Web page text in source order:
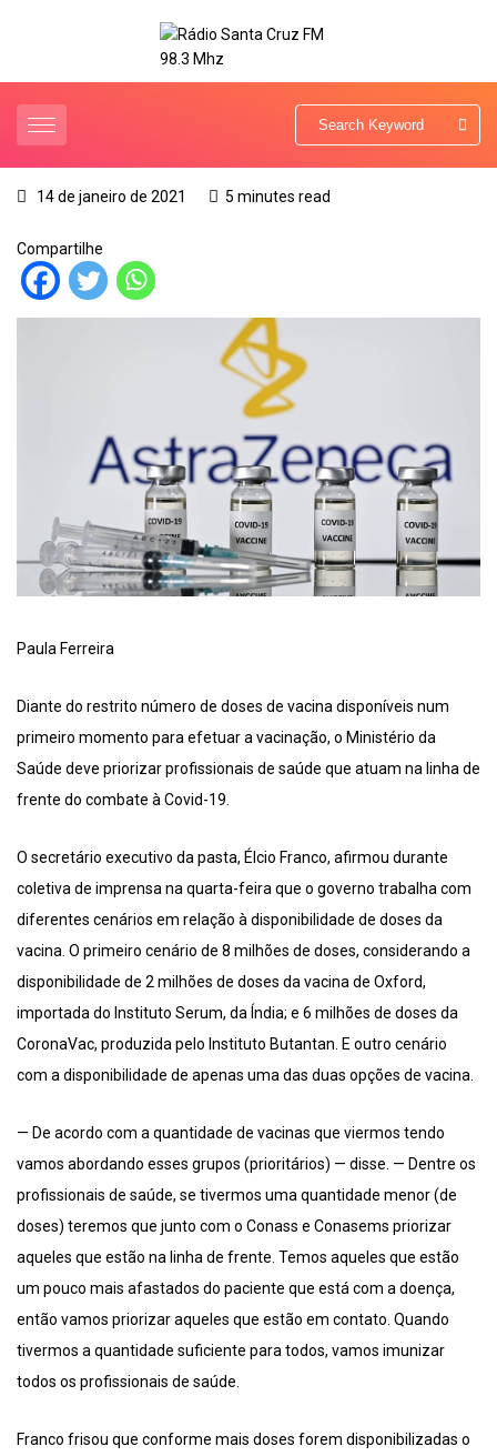
14 de janeiro de 2021 5 minutes read
Compartilhe
Paula Ferreira
Diante do restrito número de doses de vacina disponíveis num
primeiro momento para efetuar a vacinação, o Ministério da
Saúde deve priorizar profissionais de saúde que atuam na linha de
frente do combate à Covid-19.
O secretário executivo da pasta, Élcio Franco, afirmou durante
coletiva de imprensa na quarta-feira que o governo trabalha com
diferentes cenários em relação à disponibilidade de doses da
vacina. O primeiro cenário de 8 milhões de doses, considerando a
disponibilidade de 2 milhões de doses da vacina de Oxford,
importada do Instituto Serum, da Índia; e 6 milhões de doses da
CoronaVac, produzida pelo Instituto Butantan. E outro cenário
com a disponibilidade de apenas uma das duas opções de vacina.
— De acordo com a quantidade de vacinas que viermos tendo
vamos abordando esses grupos (prioritários) — disse. — Dentre os
profissionais de saúde, se tivermos uma quantidade menor (de
doses) teremos que junto com o Conass e Conasems priorizar
aqueles que estão na linha de frente. Temos aqueles que estão
um pouco mais afastados do paciente que está com a doença,
então vamos priorizar aqueles que estão em contato. Quando
tivermos a quantidade suficiente para todos, vamos imunizar
todos os profissionais de saúde.
Franco frisou que conforme mais doses forem disponibilizadas o